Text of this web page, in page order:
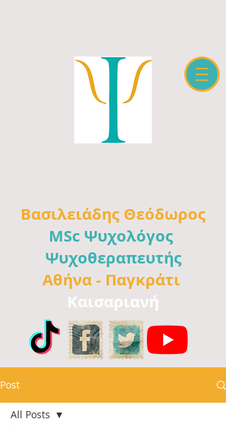
Βασιλειάδης Θεόδωρος
MSc Ψυχολόγος
Ψυχοθεραπευτής
Αθήνα - Παγκράτι
Καισαριανή
Post
All Posts